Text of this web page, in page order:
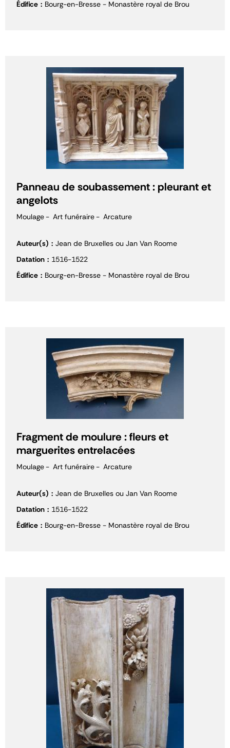
Édifice Bourg-en-Bresse - Monastère royal de Brou
Panneau de soubassement : pleurant et
angelots
Moulage Art funéraire Arcature
Auteur(s)
Jean de Bruxelles ou Jan Van Roome
Datation
1516-1522
Édifice
Bourg-en-Bresse - Monastère royal de Brou
Fragment de moulure : fleurs et
marguerites entrelacées
Moulage Art funéraire Arcature
Auteur(s)
Jean de Bruxelles ou Jan Van Roome
Datation
1516-1522
Édifice
Bourg-en-Bresse - Monastère royal de Brou